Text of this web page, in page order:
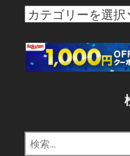
カ
ゴ
リ
検